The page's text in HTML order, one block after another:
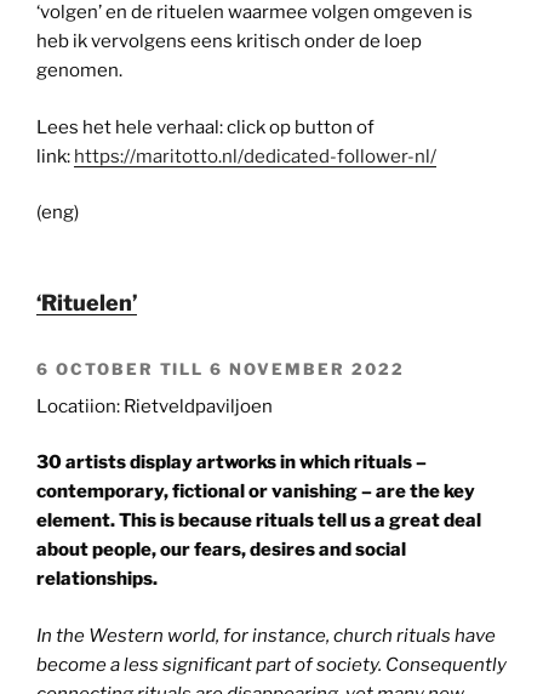
‘volgen’ en de rituelen waarmee volgen omgeven is
heb ik vervolgens eens kritisch onder de loep
genomen.
Lees het hele verhaal: click op button of
link: https://maritotto.nl/dedicated-follower-nl/
(eng)
‘Rituelen’
6 OCTOBER TILL 6 NOVEMBER 2022
Locatiion: Rietveldpaviljoen
30 artists display artworks in which rituals –
contemporary, fictional or vanishing – are the key
element. This is because rituals tell us a great deal
about people, our fears, desires and social
relationships.
In the Western world, for instance, church rituals have
become a less significant part of society. Consequently